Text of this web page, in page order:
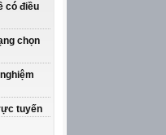
có điều
chọn
tuyến